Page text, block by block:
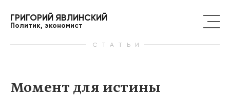
ГРИГОРИЙ ЯВЛИНСКИЙ
Политик, экономист
СТАТЬИ
Момент для истины